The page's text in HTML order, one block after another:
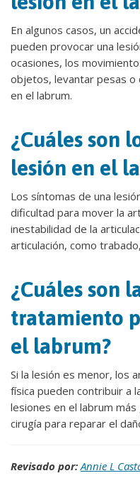
En algunos casos, un
pueden provocar una
ocasiones, los
objetos, levantar pesas o
en el labrum.
¿Cuáles son
lesión en el
Los síntomas de una
dificultad para mover la
inestabilidad de la
articulación, como
¿Cuáles son
tratamiento
el labrum?
Si la lesión es menor, los
física pueden contribuir a
lesiones en el labrum
cirugía para reparar el
Revisado por: Annie L